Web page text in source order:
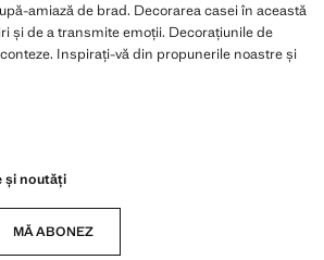
amiază de brad. Decorarea casei în această
și de a transmite emoții. Decorațiunile de
Inspirați-vă din propunerile noastre și
și noutăți
MĂ ABONEZ